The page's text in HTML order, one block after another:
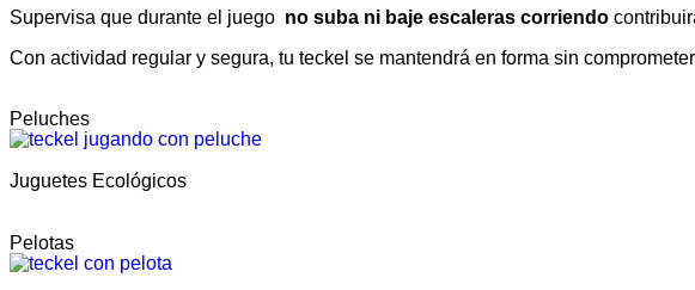
Supervisa que durante el juego no suba ni baje escaleras corriendo
Con actividad regular y segura, tu teckel se mantendrá en forma sin
Peluches
Juguetes Ecológicos
Pelotas